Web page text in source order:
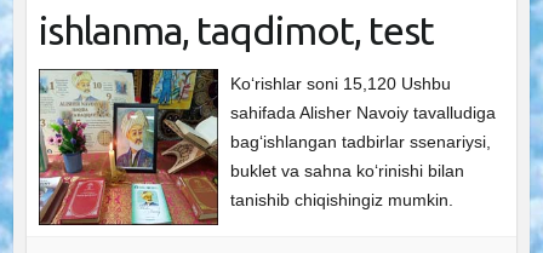
ishlanma, taqdimot, test
Ko‘rishlar soni 15,120 Ushbu
sahifada Alisher Navoiy tavalludiga
bag‘ishlangan tadbirlar ssenariysi,
buklet va sahna ko‘rinishi bilan
tanishib chiqishingiz mumkin.